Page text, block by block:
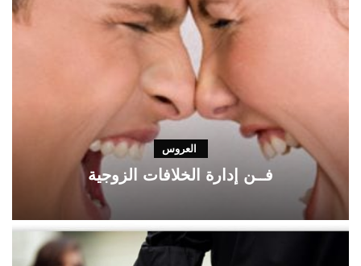
العروس
فــن إدارة الخلافات الزوجية